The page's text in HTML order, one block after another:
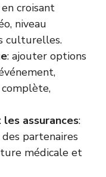
en croisant
niveau
culturelles.
: ajouter options
assurances:
partenaires
médicale et